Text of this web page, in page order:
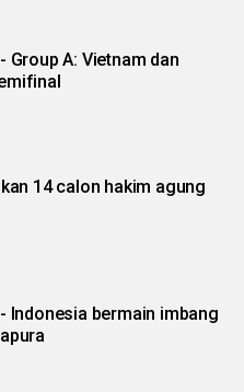
Group A: Vietnam dan
14 calon hakim agung
Indonesia bermain imbang